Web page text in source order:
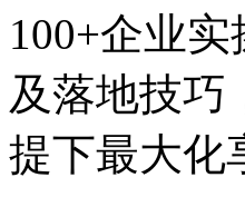
100+企业
及落地技巧
提下最大化